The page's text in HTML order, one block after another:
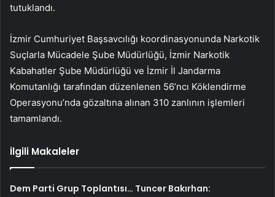
tutuklandı.
İzmir Cumhuriyet Başsavcılığı koordinasyonunda Narkotik
Suçlarla Mücadele Şube Müdürlüğü, İzmir Narkotik
Kabahatler Şube Müdürlüğü ve İzmir İl Jandarma
Komutanlığı tarafından düzenlenen 56’ncı Köklendirme
Operasyonu’nda gözaltına alınan 310 zanlının işlemleri
tamamlandı.
İlgili Makaleler
Dem Parti Grup Toplantısı… Tuncer Bakırhan: